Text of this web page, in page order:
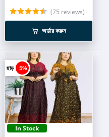
(75 reviews)
অর্ডার করুন
ছাড় 5%
In Stock